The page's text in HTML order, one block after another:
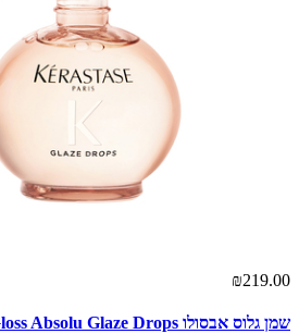
₪219.00
שמן גלוס אבסולו Gloss Absolu Glaze Drops